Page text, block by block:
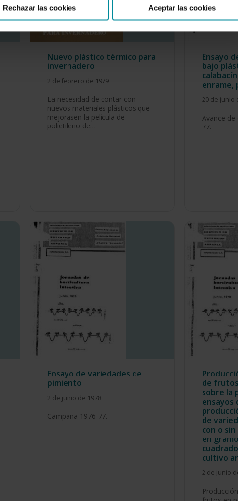
Rechazar las cookies Aceptar las cookies
Nuevo plástico térmico para
invernadero
2 de febrero de 1979
La necesidad de contar con
nuevos materiales plásticos que
mejorasen la película de
polietileno de…
Ensayo
bajo
enrame,
20 de junio
Avance de
77.
Ensayo de variedades de
pimiento
2 de junio de 1978
Campaña 1976-77.
de
sobre la
ensayos
de
con o
en
cultivo
2 de junio